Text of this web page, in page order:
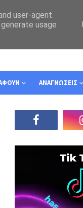
ΑΝΑΓΝΩΣΕΙΣ
user-agent
usage